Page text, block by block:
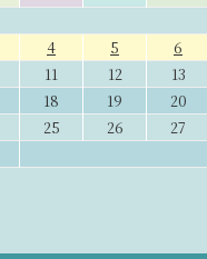
4 5 6
11 12 13
18 19 20
25 26 27